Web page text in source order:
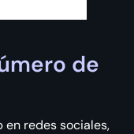
de
en redes sociales,